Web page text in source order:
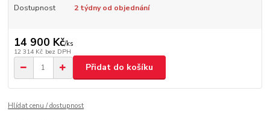
Dostupnost 2 týdny od objednání
14 900 Kč/ks
12 314 Kč bez DPH
Přidat do košíku
Hlídat cenu / dostupnost